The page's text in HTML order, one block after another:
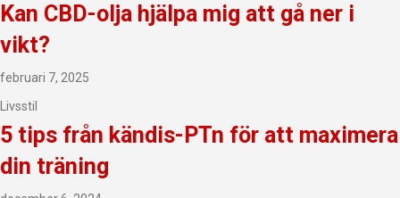
Kan CBD-olja hjälpa mig att gå ner i
vikt?
februari 7, 2025
Livsstil
5 tips från kändis-PTn för att maximera
din träning